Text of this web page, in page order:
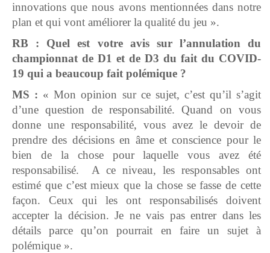
innovations que nous avons mentionnées dans notre
plan et qui vont améliorer la qualité du jeu ».
RB : Quel est votre avis sur l’annulation du
championnat de D1 et de D3 du fait du COVID-
19 qui a beaucoup fait polémique ?
MS : « Mon opinion sur ce sujet, c’est qu’il s’agit
d’une question de responsabilité. Quand on vous
donne une responsabilité, vous avez le devoir de
prendre des décisions en âme et conscience pour le
bien de la chose pour laquelle vous avez été
responsabilisé. A ce niveau, les responsables ont
estimé que c’est mieux que la chose se fasse de cette
façon. Ceux qui les ont responsabilisés doivent
accepter la décision. Je ne vais pas entrer dans les
détails parce qu’on pourrait en faire un sujet à
polémique ».